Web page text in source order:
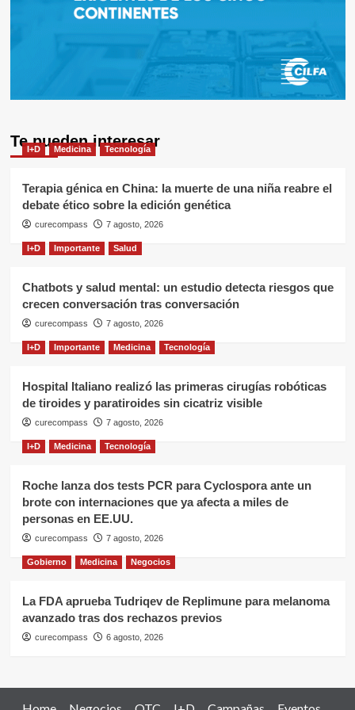
Te pueden interesar
I+D Medicina Tecnología
Terapia génica en China: la muerte de una niña reabre el
debate ético sobre la edición genética
curecompass 7 agosto, 2026
I+D Importante Salud
Chatbots y salud mental: un estudio detecta riesgos que
crecen conversación tras conversación
curecompass 7 agosto, 2026
I+D Importante Medicina Tecnología
Hospital Italiano realizó las primeras cirugías robóticas
de tiroides y paratiroides sin cicatriz visible
curecompass 7 agosto, 2026
I+D Medicina Tecnología
Roche lanza dos tests PCR para Cyclospora ante un
brote con internaciones que ya afecta a miles de
personas en EE.UU.
curecompass 7 agosto, 2026
Gobierno Medicina Negocios
La FDA aprueba Tudriqev de Replimune para melanoma
avanzado tras dos rechazos previos
curecompass 6 agosto, 2026